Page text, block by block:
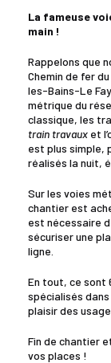
La fameuse
main !
Rappelons que
Chemin de fer
les-Bains-Le
métrique du
classique, les
train travaux et
est plus simple,
réalisés la nuit,
Sur les voies
chantier est
est nécessaire
sécuriser une
ligne.
En tout, ce sont
spécialisés
plaisir des
Fin de chantier
vos places !